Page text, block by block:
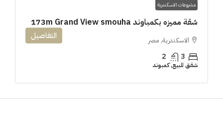
مشروعات الاسكندرية
شقة مميزه بكمباوند 173m Grand View smouha
الاسكندرية, مصر
3
2
شقق للبيع, كمبوند
التفاصيل